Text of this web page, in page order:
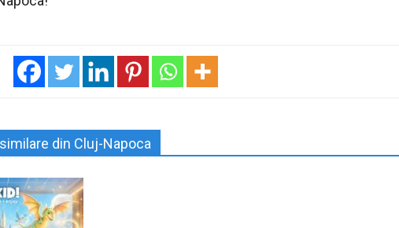
din Cluj-Napoca